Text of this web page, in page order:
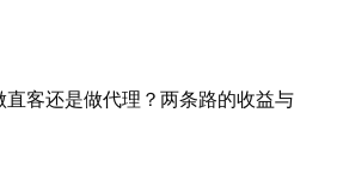
直客还是做代理？两条路的收益与